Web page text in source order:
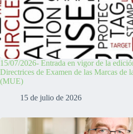
15/07/2026- Entrada en vigor de la
Directrices de Examen de las Marcas de
(MUE)
15 de julio de 2026